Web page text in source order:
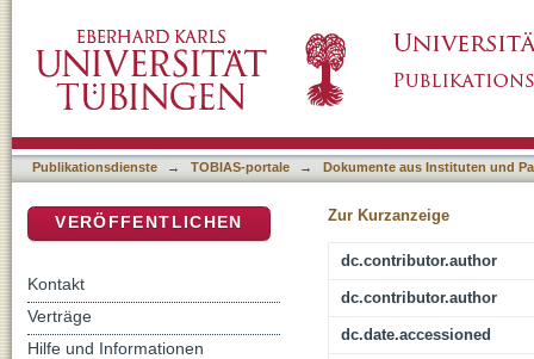
nach 1989 und die Konfirmationspraxis der
Jugendweihe als Indikator für die
Bilanzen, Visionen und Fremdbestimmung
Publikationsdienste → TOBIAS-portale → Dokumente aus Instituten und
Zur Kurzanzeige
dc.contributor.author
dc.contributor.author
dc.date.accessioned
VERÖFFENTLICHEN
Kontakt
Verträge
Hilfe und Informationen